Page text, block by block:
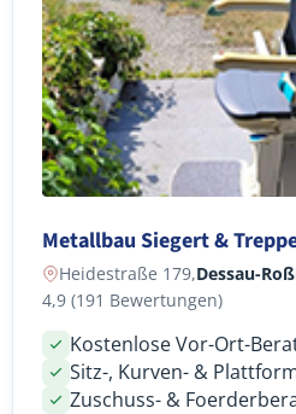
Metallbau Siegert &
Heidestraße 179,Dessau-
4,9 (191 Bewertungen)
Kostenlose Vor-Ort-
Sitz-, Kurven- &
Zuschuss- &